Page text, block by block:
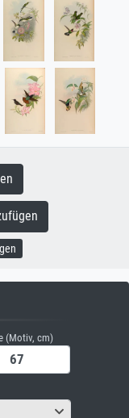
(Motiv, cm)